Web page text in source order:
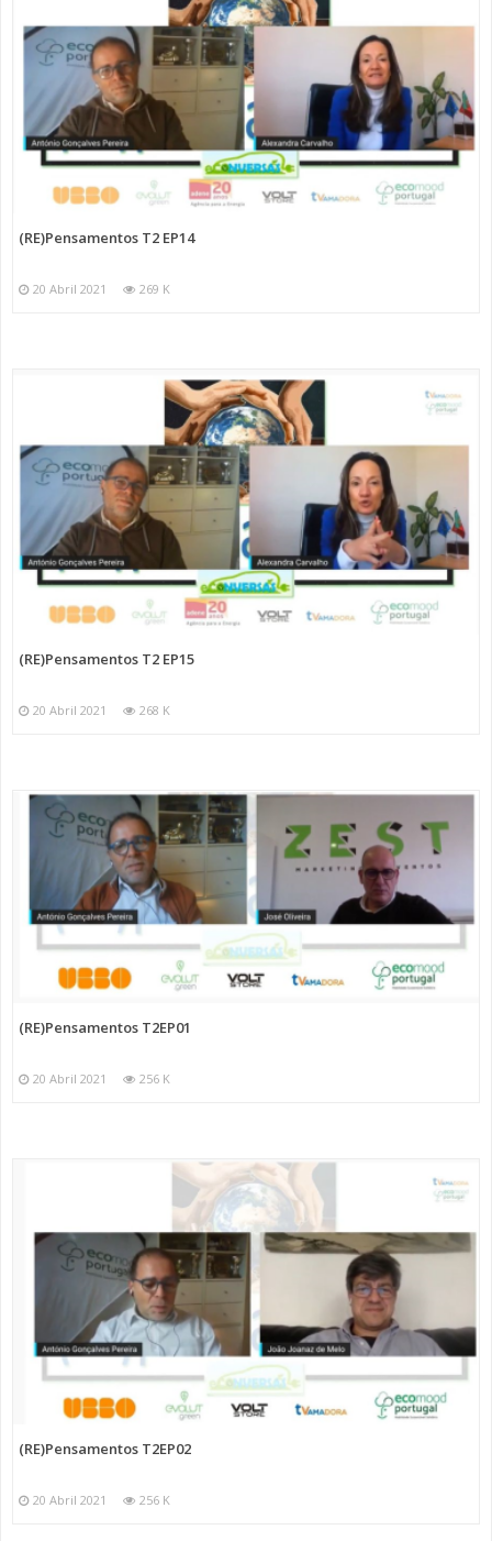
(RE)Pensamentos T2 EP14
20 Abril 2021 269 K
(RE)Pensamentos T2 EP15
20 Abril 2021 268 K
(RE)Pensamentos T2EP01
20 Abril 2021 256 K
(RE)Pensamentos T2EP02
20 Abril 2021 256 K